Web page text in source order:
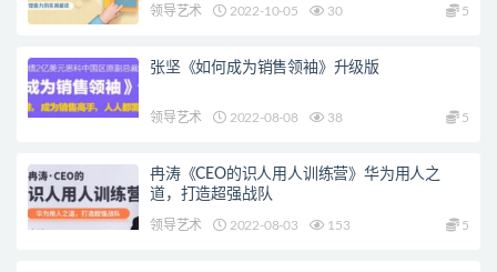
领导艺术 2022-10-05 30 5
张坚《如何成为销售领袖》升级版
领导艺术 2022-08-08 38 5
冉涛《CEO的识人用人训练营》华为用人之
道，打造超强战队
领导艺术 2022-08-03 153 5